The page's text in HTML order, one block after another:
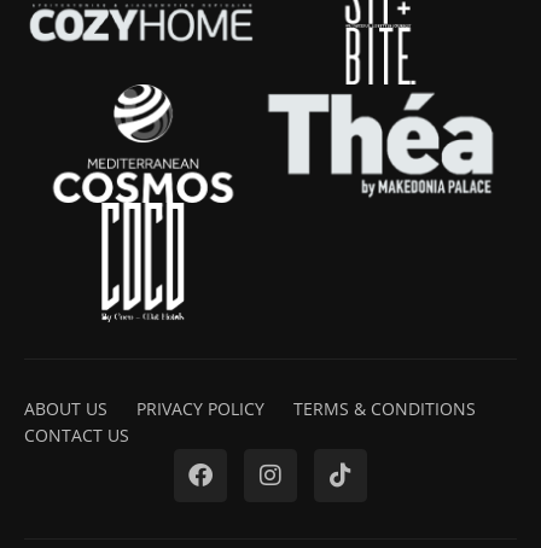
ABOUT US PRIVACY POLICY
TERMS & CONDITIONS
CONTACT US